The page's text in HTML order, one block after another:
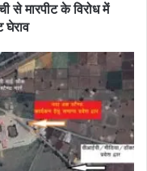
से मारपीट के विरोध में
घेराव